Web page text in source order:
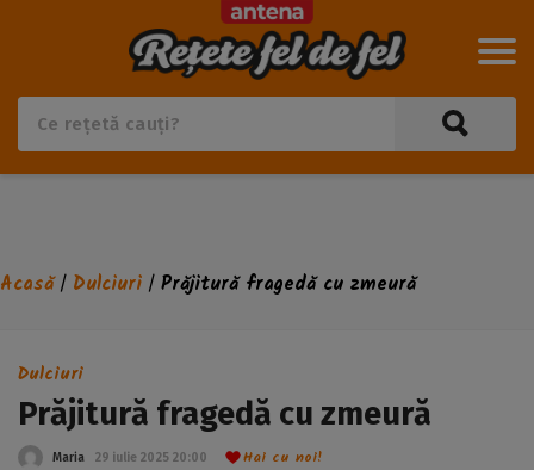
Acasă/ Dulciuri / Prăjitură fragedă cu zmeură
Dulciuri
Prăjitură fragedă cu zmeură
Maria 29 iulie 2025 20:00 Hai cu noi!